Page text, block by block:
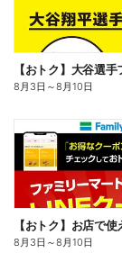
8月3日 ～8月10日
8月3日 ～8月10日